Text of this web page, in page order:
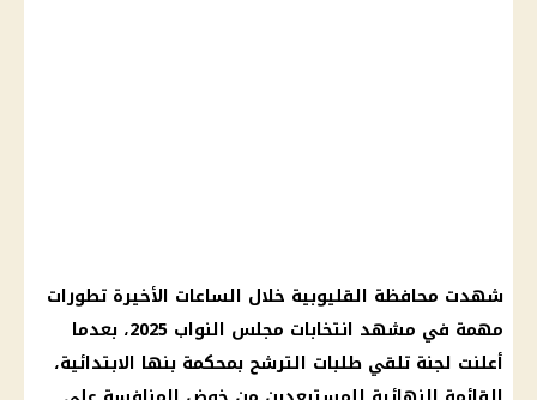
شهدت محافظة القليوبية خلال الساعات الأخيرة تطورات
مهمة في مشهد انتخابات مجلس النواب 2025، بعدما
أعلنت لجنة تلقي طلبات الترشح بمحكمة بنها الابتدائية،